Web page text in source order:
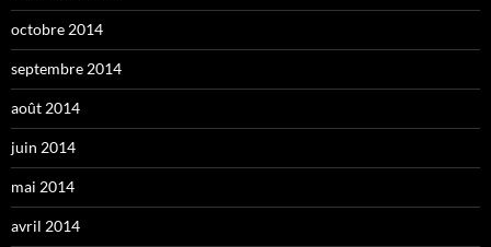
octobre 2014
septembre 2014
août 2014
juin 2014
mai 2014
avril 2014